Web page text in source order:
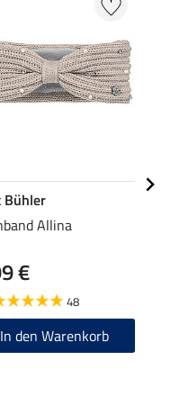
Bühler
Allina
€
48
In den Warenkorb